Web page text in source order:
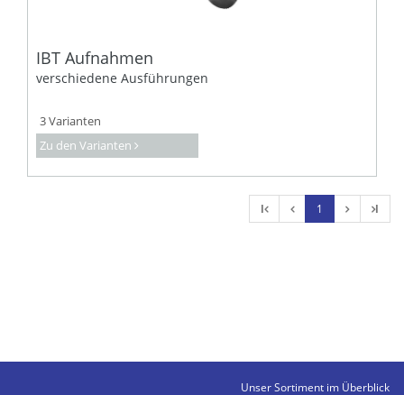
IBT Aufnahmen
verschiedene Ausführungen
3 Varianten
Zu den Varianten
l 1 l
Unser Sortiment im Überblick